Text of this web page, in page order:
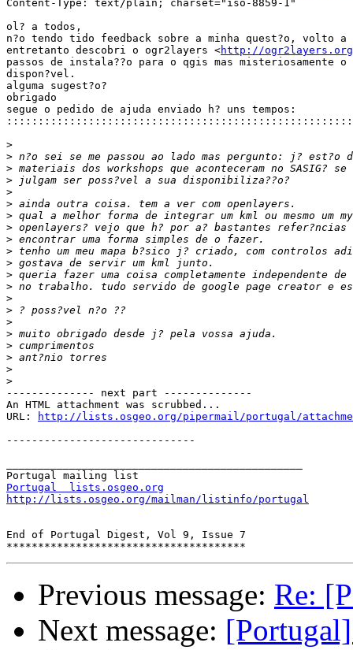
Content-Type: text/plain; charset="iso-8859-1"
ol? a todos,
n?o tendo tido feedback sobre a minha quest?o, volto
entretanto descobri o ogr2layers <http://
passos de instala??o para o qgis mas misteriosamente o
dispon?vel.
alguma sugest?o?
obrigado
segue o pedido de ajuda enviado h? uns tempos:
>
>
>
>
>
>
>
>
>
>
>
>
>
>
>
>
>
>
>
>
>
-------------- next part --------------
An HTML attachment was scrubbed...
URL:
http://lists.osgeo.org/pipermail/portugal/
------------------------------
Portugal  lists.osgeo.org
http://lists.osgeo.org/mailman/listinfo/portugal
End of Portugal Digest, Vol 9, Issue 7
Previous message: Re:
Next message: